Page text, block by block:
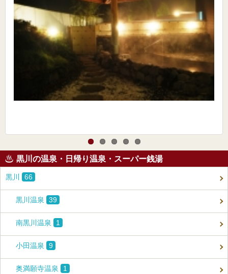
黒川の温泉・日帰り温泉・スーパー銭湯
黒川 66
黒川温泉 39
南黒川温泉 1
小田温泉 9
奥満願寺温泉 1